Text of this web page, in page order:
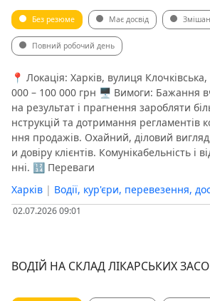
Без резюме Має досвід
Повний робочий день
📍 Локація: Харків, вулиця
000 – 100 000 грн 🖥 Вимоги: Бажання
на результат і прагнення заробляти
нструкцій та дотримання регламентів
ння продажів. Охайний, діловий
и довіру клієнтів. Комунікабельність і
нні. 🔢 Переваги
Харків | Водії, кур'єри, перевезення,
02.07.2026 09:01
ВОДІЙ НА СКЛАД ЛІКАРСЬКИХ